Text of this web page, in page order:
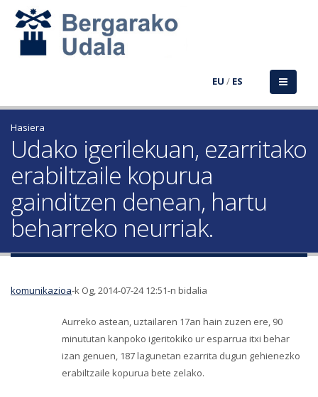
EU / ES
Hasiera
Udako igerilekuan, ezarritako
erabiltzaile kopurua
gainditzen denean, hartu
beharreko neurriak.
komunikazioa-k Og, 2014-07-24 12:51-n bidalia
Aurreko astean, uztailaren 17an hain zuzen ere, 90
minututan kanpoko igeritokiko ur esparrua itxi behar
izan genuen, 187 lagunetan ezarrita dugun gehienezko
erabiltzaile kopurua bete zelako.